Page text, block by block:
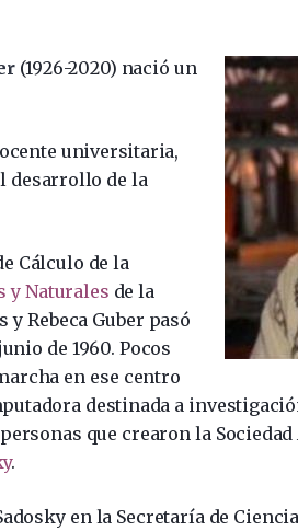
(1926-2020) nació un
universitaria,
desarrollo de la
Cálculo de la
y Naturales de la
Rebeca Guber pasó
de 1960. Pocos
en ese centro
destinada a
que crearon la
.
en la Secretaría de